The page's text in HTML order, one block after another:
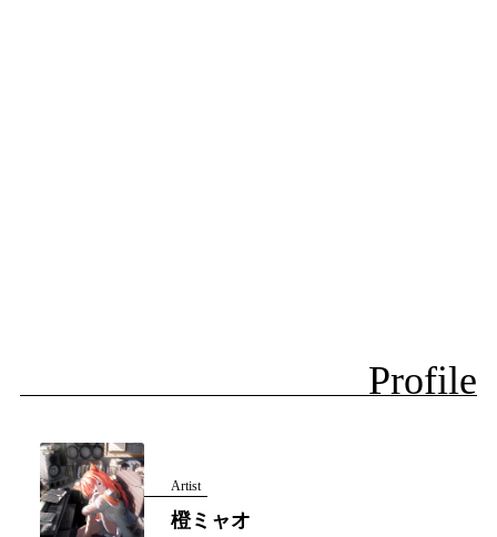
Profile
Artist
橙ミャオ